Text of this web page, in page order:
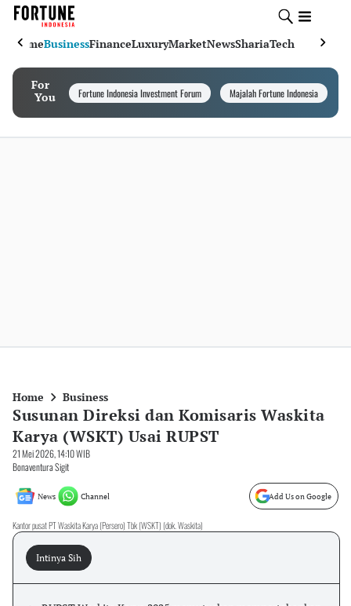
HomeBusinessFinanceLuxuryMarketNewsShariaTech
For
You
Fortune Indonesia Investment Forum Majalah Fortune Indonesia
Home Business
Susunan Direksi dan Komisaris Waskita
Karya (WSKT) Usai RUPST
21 Mei 2026, 14:10 WIB
Bonaventura Sigit
News Channel Add Us on Google
Kantor pusat PT Waskita Karya (Persero) Tbk (WSKT) (dok. Waskita)
Intinya Sih